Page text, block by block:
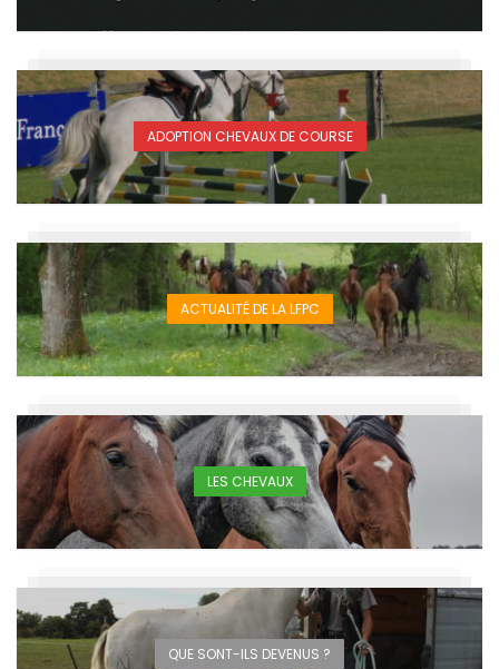
ADOPTION CHEVAUX DE COURSE
ACTUALITÉ DE LA LFPC
LES CHEVAUX
QUE SONT-ILS DEVENUS ?